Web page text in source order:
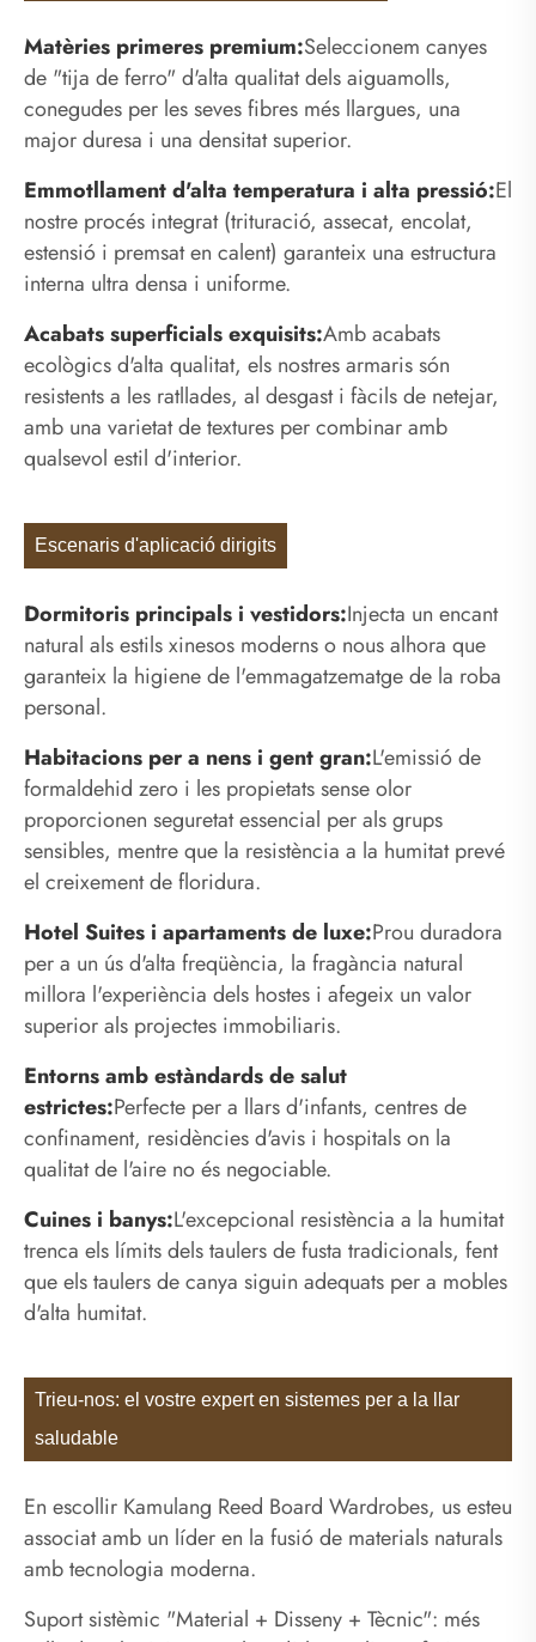
Matèries primeres premium:Seleccionem canyes
de "tija de ferro" d'alta qualitat dels aiguamolls,
conegudes per les seves fibres més llargues, una
major duresa i una densitat superior.
Emmotllament d'alta temperatura i alta pressió:El
nostre procés integrat (trituració, assecat, encolat,
estensió i premsat en calent) garanteix una estructura
interna ultra densa i uniforme.
Acabats superficials exquisits:Amb acabats
ecològics d'alta qualitat, els nostres armaris són
resistents a les ratllades, al desgast i fàcils de netejar,
amb una varietat de textures per combinar amb
qualsevol estil d'interior.
Escenaris d'aplicació dirigits
Dormitoris principals i vestidors:Injecta un encant
natural als estils xinesos moderns o nous alhora que
garanteix la higiene de l'emmagatzematge de la roba
personal.
Habitacions per a nens i gent gran:L'emissió de
formaldehid zero i les propietats sense olor
proporcionen seguretat essencial per als grups
sensibles, mentre que la resistència a la humitat prevé
el creixement de floridura.
Hotel Suites i apartaments de luxe:Prou duradora
per a un ús d'alta freqüència, la fragància natural
millora l'experiència dels hostes i afegeix un valor
superior als projectes immobiliaris.
Entorns amb estàndards de salut
estrictes:Perfecte per a llars d'infants, centres de
confinament, residències d'avis i hospitals on la
qualitat de l'aire no és negociable.
Cuines i banys:L'excepcional resistència a la humitat
trenca els límits dels taulers de fusta tradicionals, fent
que els taulers de canya siguin adequats per a mobles
d'alta humitat.
Trieu-nos: el vostre expert en sistemes per a la llar
saludable
En escollir Kamulang Reed Board Wardrobes, us esteu
associat amb un líder en la fusió de materials naturals
amb tecnologia moderna.
Suport sistèmic "Material + Disseny + Tècnic": més